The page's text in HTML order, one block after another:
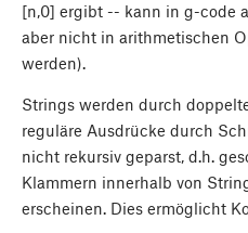
[n,0] ergibt -- kann in g-code
aber nicht in arithmetischen
werden).
Strings werden durch
reguläre Ausdrücke durch
nicht rekursiv geparst, d.h.
Klammern innerhalb von
erscheinen. Dies ermöglicht